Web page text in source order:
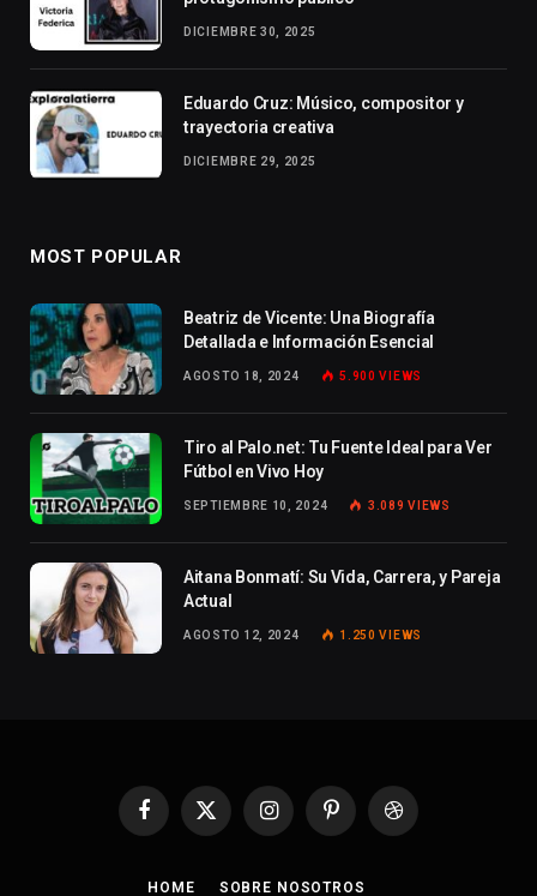
DICIEMBRE 30, 2025
Eduardo Cruz: Músico, compositor y
trayectoria creativa
DICIEMBRE 29, 2025
MOST POPULAR
Beatriz de Vicente: Una Biografía
Detallada e Información Esencial
AGOSTO 18, 2024 5.900VIEWS
Tiro al Palo.net: Tu Fuente Ideal para Ver
Fútbol en Vivo Hoy
SEPTIEMBRE 10, 2024 3.089VIEWS
Aitana Bonmatí: Su Vida, Carrera, y Pareja
Actual
AGOSTO 12, 2024 1.250VIEWS
Facebook
X
InstagramPinterestDribbble
HOME SOBRE NOSOTROS